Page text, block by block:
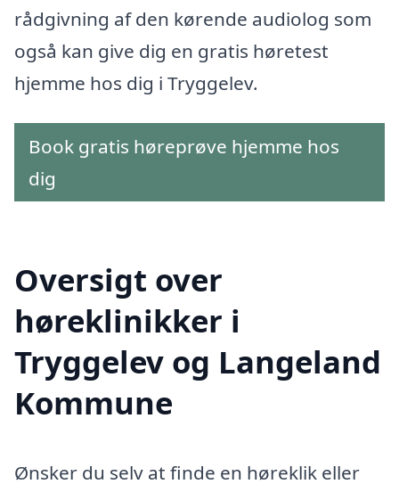
rådgivning af den kørende audiolog som
også kan give dig en gratis høretest
hjemme hos dig i Tryggelev.
Book gratis høreprøve hjemme hos
dig
Oversigt over
høreklinikker i
Tryggelev og Langeland
Kommune
Ønsker du selv at finde en høreklik eller